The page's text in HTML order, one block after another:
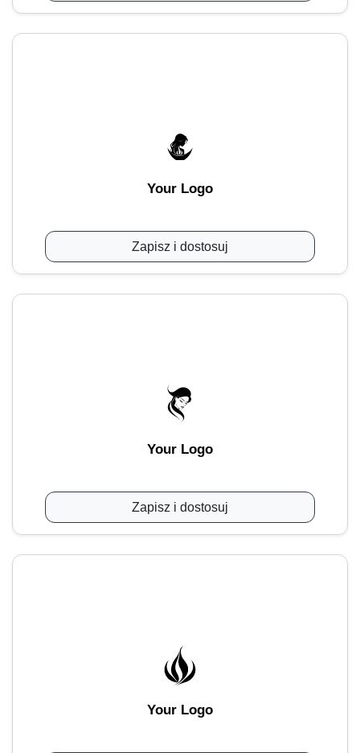
Your Logo
Zapisz i dostosuj
Your Logo
Zapisz i dostosuj
Your Logo